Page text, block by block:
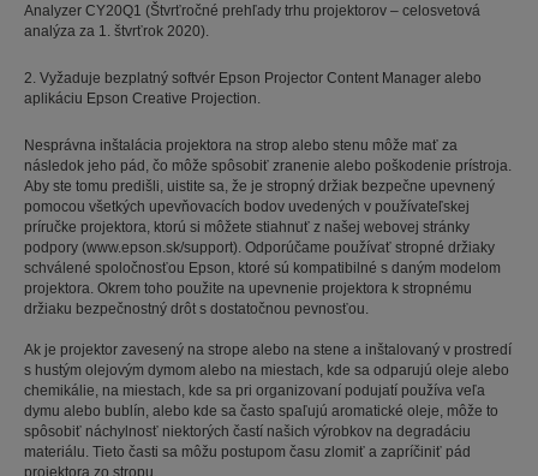
Analyzer CY20Q1 (Štvrťročné prehľady trhu projektorov – celosvetová
analýza za 1. štvrťrok 2020).
2. Vyžaduje bezplatný softvér Epson Projector Content Manager alebo
aplikáciu Epson Creative Projection.
Nesprávna inštalácia projektora na strop alebo stenu môže mať za
následok jeho pád, čo môže spôsobiť zranenie alebo poškodenie prístroja.
Aby ste tomu predišli, uistite sa, že je stropný držiak bezpečne upevnený
pomocou všetkých upevňovacích bodov uvedených v používateľskej
príručke projektora, ktorú si môžete stiahnuť z našej webovej stránky
podpory (www.epson.sk/support). Odporúčame používať stropné držiaky
schválené spoločnosťou Epson, ktoré sú kompatibilné s daným modelom
projektora. Okrem toho použite na upevnenie projektora k stropnému
držiaku bezpečnostný drôt s dostatočnou pevnosťou.
Ak je projektor zavesený na strope alebo na stene a inštalovaný v prostredí
s hustým olejovým dymom alebo na miestach, kde sa odparujú oleje alebo
chemikálie, na miestach, kde sa pri organizovaní podujatí používa veľa
dymu alebo bublín, alebo kde sa často spaľujú aromatické oleje, môže to
spôsobiť náchylnosť niektorých častí našich výrobkov na degradáciu
materiálu. Tieto časti sa môžu postupom času zlomiť a zapríčiniť pád
projektora zo stropu.